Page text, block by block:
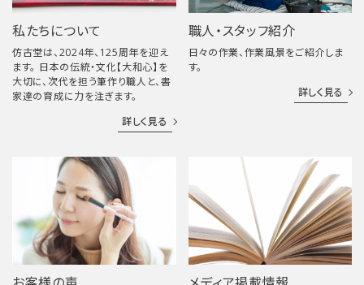
私たちについて
仿古堂は、2024年、125周年を迎え
ます。 日本の伝統・文化【大和心】を
大切に、次代を担う筆作り職人と、書
家達の育成に力を注ぎます。
詳しく見る
職人・スタッフ紹介
日々の作業、作業風景をご紹介しま
す。
詳しく見る